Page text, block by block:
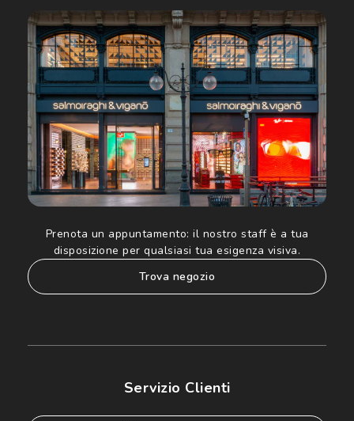
Cliccando su "Iscriviti", confermo di avere più di 16 anni e
acconsento all'utilizzo dei miei Dati Personali da parte di
Luxottica Group S.p.A. per l'invio di offerte speciali, novità
ed altre comunicazioni di carattere pubblicitario (consultare
Informativa sulla privacyper ulteriori informazioni).
Prenota un appuntamento: il nostro staff è a tua
disposizione per qualsiasi tua esigenza visiva.
trova negozio
Servizio Clienti